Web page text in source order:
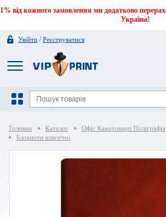
1% від кожного замовлення ми додатково
Україна!
Увійти /Реєструватися
Головна Каталог Офіс Канцтовари Поліграфія
Блокноти класичні